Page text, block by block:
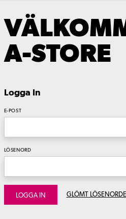
A-STORE
Logga In
E-POST
LÖSENORD
LOGGA IN GLÖMT